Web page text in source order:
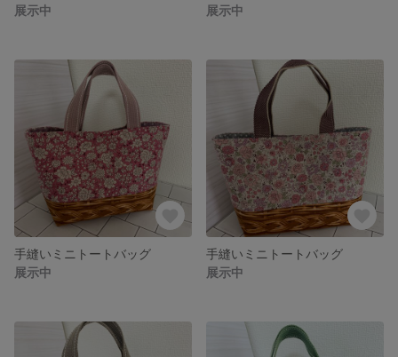
展示中
展示中
手縫いミニトートバッグ
展示中
手縫いミニトートバッグ
展示中